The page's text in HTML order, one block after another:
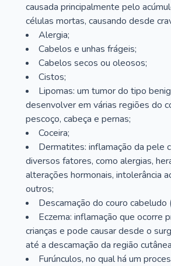
causada principalmente pelo
células mortas, causando desde
Alergia;
Cabelos e unhas frágeis;
Cabelos secos ou oleosos;
Cistos;
Lipomas: um tumor do tipo
desenvolver em várias regiões do
pescoço, cabeça e pernas;
Coceira;
Dermatites: inflamação da pele
diversos fatores, como alergias,
alterações hormonais, intolerância
outros;
Descamação do couro cabeludo
Eczema: inflamação que ocorre
crianças e pode causar desde o
até a descamação da região
Furúnculos, no qual há um